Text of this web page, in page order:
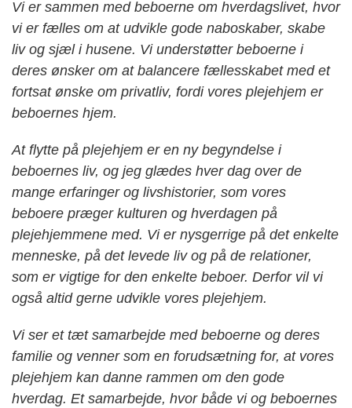
Vi er sammen med beboerne om hverdagslivet, hvor
vi er fælles om at udvikle gode naboskaber, skabe
liv og sjæl i husene. Vi understøtter beboerne i
deres ønsker om at balancere fællesskabet med et
fortsat ønske om privatliv, fordi vores plejehjem er
beboernes hjem.
At flytte på plejehjem er en ny begyndelse i
beboernes liv, og jeg glædes hver dag over de
mange erfaringer og livshistorier, som vores
beboere præger kulturen og hverdagen på
plejehjemmene med. Vi er nysgerrige på det enkelte
menneske, på det levede liv og på de relationer,
som er vigtige for den enkelte beboer. Derfor vil vi
også altid gerne udvikle vores plejehjem.
Vi ser et tæt samarbejde med beboerne og deres
familie og venner som en forudsætning for, at vores
plejehjem kan danne rammen om den gode
hverdag. Et samarbejde, hvor både vi og beboernes